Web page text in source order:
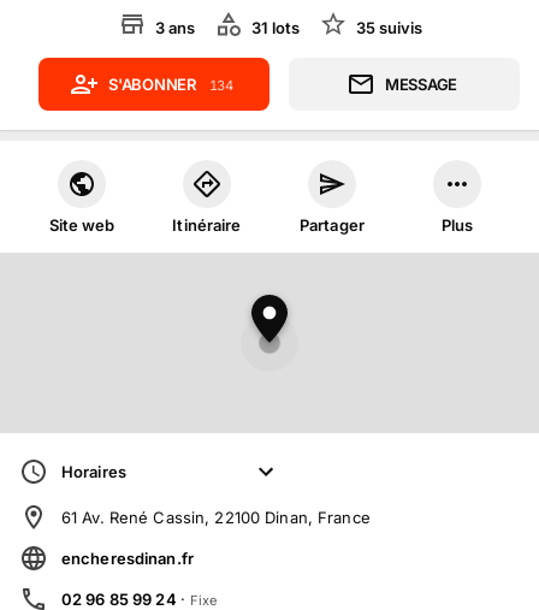
3 ans 31 lots 35suivis
S'ABONNER 134 MESSAGE
Site web Itinéraire Partager Plus
Horaires
61 Av. René Cassin, 22100 Dinan, France
encheresdinan.fr
02 96 85 99 24 · Fixe